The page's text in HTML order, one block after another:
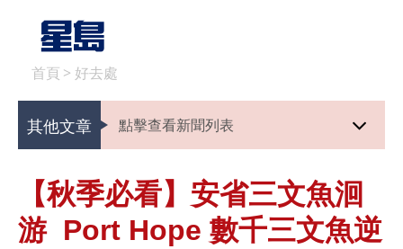
首頁 > 好去處
其他文章 點擊查看新聞列表
【秋季必看】安省三文魚洄
游 Port Hope 數千三文魚逆